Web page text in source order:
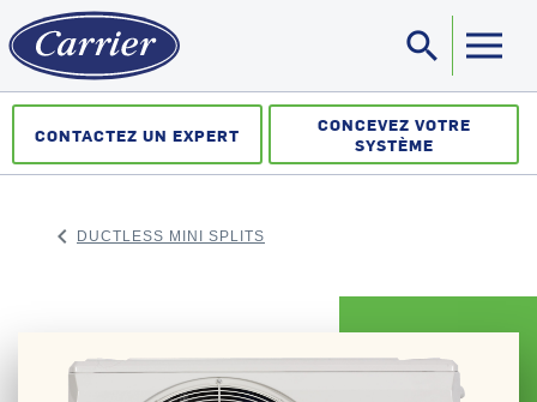
search
CONTACTEZ UN EXPERT
CONCEVEZ VOTRE
SYSTÈME
keyboard_arrow_left DUCTLESS MINI SPLITS